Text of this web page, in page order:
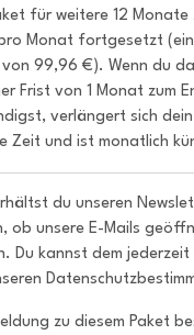
für weitere 12 Monate
Monat fortgesetzt
99,96 €). Wenn du
Frist von 1 Monat zum
verlängert sich
Zeit und ist monatlich
du unseren
ob unsere E-Mails
Du kannst dem jederzeit
zu diesem Paket